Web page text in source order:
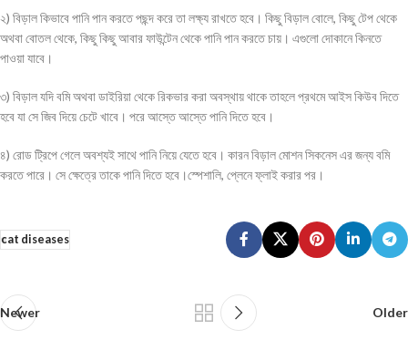
২) বিড়াল কিভাবে পানি পান করতে পছন্দ করে তা লক্ষ্য রাখতে হবে। কিছু বিড়াল বোলে, কিছু টেপ থেকে
অথবা বোতল থেকে, কিছু কিছু আবার ফাউন্টেন থেকে পানি পান করতে চায়। এগুলো দোকানে কিনতে
পাওয়া যাবে।
৩) বিড়াল যদি বমি অথবা ডাইরিয়া থেকে রিকভার করা অবস্থায় থাকে তাহলে প্রথমে আইস কিউব দিতে
হবে যা সে জিব দিয়ে চেটে খাবে। পরে আস্তে আস্তে পানি দিতে হবে।
৪) রোড ট্রিপে গেলে অবশ্যই সাথে পানি নিয়ে যেতে হবে। কারন বিড়াল মোশন সিকনেস এর জন্য বমি
করতে পারে। সে ক্ষেত্রে তাকে পানি দিতে হবে।স্পেশালি, প্লেনে ফ্লাই করার পর।
cat diseases
Newer Older